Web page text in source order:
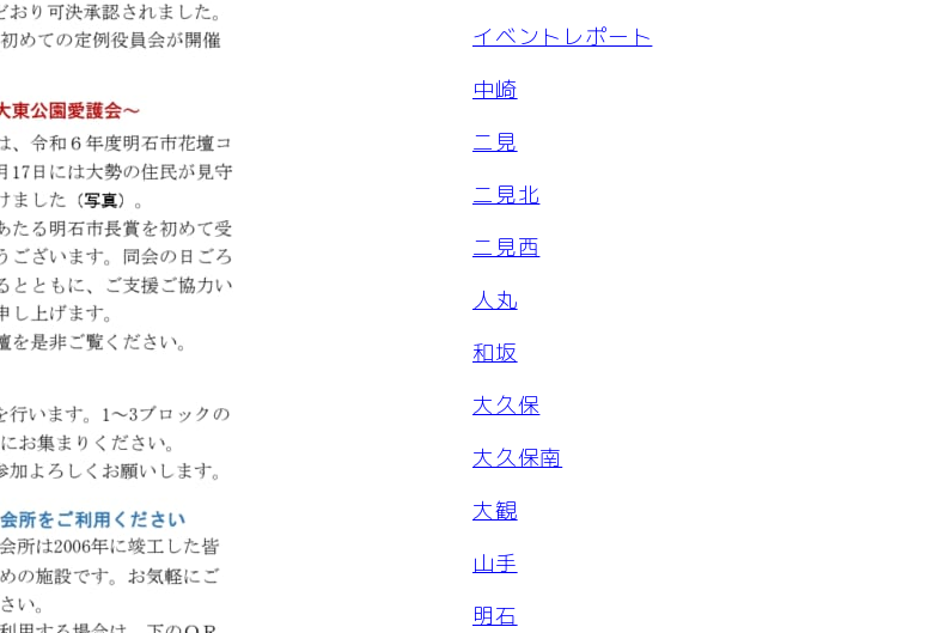
イベントレポート
中崎
二見
二見北
二見西
人丸
和坂
大久保
大久保南
大観
山手
明石